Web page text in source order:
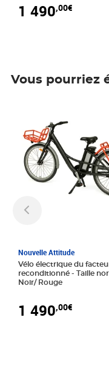
1 490,00€
Vous pourriez
Nouvelle Attitude
Vélo électrique du
reconditionné - Taille normale -
Noir/ Rouge
1 490,00€